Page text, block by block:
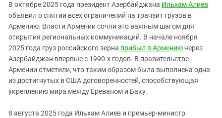
В октябре 2025 года президент Азербайджана Ильхам Алиев
объявил о снятии всех ограничений на транзит грузов в
Армению. Власти Армении сочли это важным шагом для
открытия региональных коммуникаций. В начале ноября
2025 года груз российского зерна прибыл в Армениючерез
Азербайджан впервые с 1990-х годов. В правительстве
Армении отметили, что таким образом была выполнена одна
из достигнутых в США договоренностей, способствующая
укреплению мира между Ереваном и Баку.
8 августа 2025 года Ильхам Алиев и премьер-министр